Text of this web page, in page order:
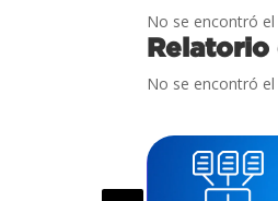
No se encontró
Relatorio
No se encontró el